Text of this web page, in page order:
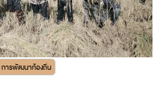
การพัฒนาท้องถิ่น